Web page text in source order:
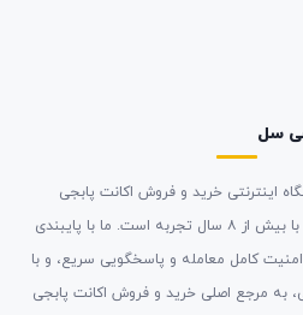
سل
اینترنتی خرید و فروش اکانت پابجی
موبایل و اکانت کالاف دیوتی موبایل با بیش از ۸ سال تجربه است. ما با پایبندی
کامل معامله و پاسخگویی سریع، و با
به مرجع اصلی خرید و فروش اکانت پابجی